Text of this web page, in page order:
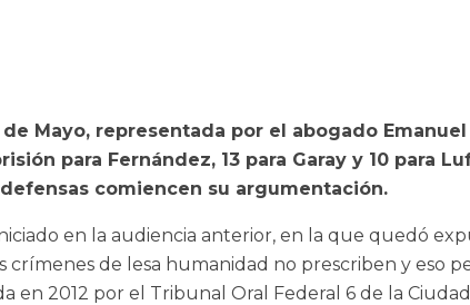
Mayo, representada por el abogado
para Fernández, 13 para Garay y 10 para
comiencen su argumentación.
en la audiencia anterior, en la que quedó
crímenes de lesa humanidad no prescriben y eso
en 2012 por el Tribunal Oral Federal 6 de la